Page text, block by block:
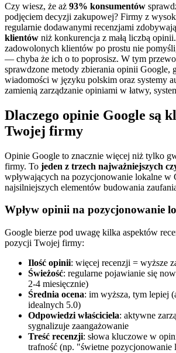
Czy wiesz, że aż 93% konsumentów
podjęciem decyzji zakupowej? Firmy z
regularnie dodawanymi recenzjami zdobywają
klientów niż konkurencja z małą liczbą
zadowolonych klientów po prostu nie
— chyba że ich o to poprosisz. W tym
sprawdzone metody zbierania opinii Google,
wiadomości w języku polskim oraz systemy
zamienią zarządzanie opiniami w łatwy,
Dlaczego opinie Google są
Twojej firmy
Opinie Google to znacznie więcej niż tylko
firmy. To jeden z trzech najważniejszych
wpływających na pozycjonowanie lokalne w
najsilniejszych elementów budowania
Wpływ opinii na pozycjonowanie
Google bierze pod uwagę kilka aspektów
pozycji Twojej firmy:
Ilość opinii: więcej recenzji = wyższe
Świeżość: regularne pojawianie się
2-4 miesięcznie)
Średnia ocena: im wyższa, tym lepiej
idealnych 5.0)
Odpowiedzi właściciela: aktywne
sygnalizuje zaangażowanie
Treść recenzji: słowa kluczowe w
trafność (np. "świetne pozycjonowanie